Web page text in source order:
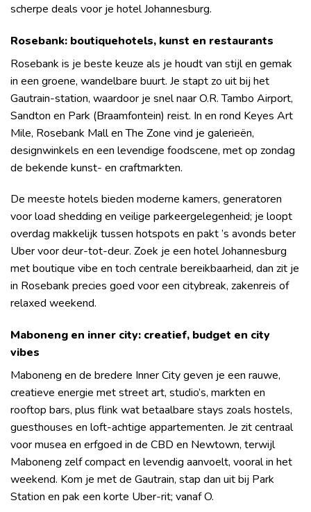
scherpe deals voor je hotel Johannesburg.
Rosebank: boutiquehotels, kunst en restaurants
Rosebank is je beste keuze als je houdt van stijl en gemak
in een groene, wandelbare buurt. Je stapt zo uit bij het
Gautrain-station, waardoor je snel naar O.R. Tambo Airport,
Sandton en Park (Braamfontein) reist. In en rond Keyes Art
Mile, Rosebank Mall en The Zone vind je galerieën,
designwinkels en een levendige foodscene, met op zondag
de bekende kunst- en craftmarkten.
De meeste hotels bieden moderne kamers, generatoren
voor load shedding en veilige parkeergelegenheid; je loopt
overdag makkelijk tussen hotspots en pakt ’s avonds beter
Uber voor deur-tot-deur. Zoek je een hotel Johannesburg
met boutique vibe en toch centrale bereikbaarheid, dan zit je
in Rosebank precies goed voor een citybreak, zakenreis of
relaxed weekend.
Maboneng en inner city: creatief, budget en city
vibes
Maboneng en de bredere Inner City geven je een rauwe,
creatieve energie met street art, studio’s, markten en
rooftop bars, plus flink wat betaalbare stays zoals hostels,
guesthouses en loft-achtige appartementen. Je zit centraal
voor musea en erfgoed in de CBD en Newtown, terwijl
Maboneng zelf compact en levendig aanvoelt, vooral in het
weekend. Kom je met de Gautrain, stap dan uit bij Park
Station en pak een korte Uber-rit; vanaf O.